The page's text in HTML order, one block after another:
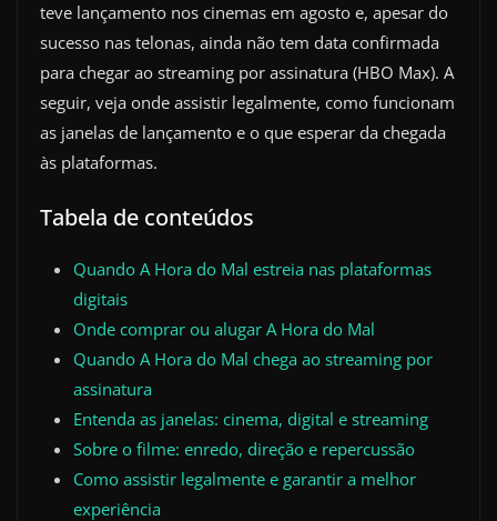
teve lançamento nos cinemas em agosto e, apesar do
sucesso nas telonas, ainda não tem data confirmada
para chegar ao streaming por assinatura (HBO Max). A
seguir, veja onde assistir legalmente, como funcionam
as janelas de lançamento e o que esperar da chegada
às plataformas.
Tabela de conteúdos
Quando A Hora do Mal estreia nas plataformas
digitais
Onde comprar ou alugar A Hora do Mal
Quando A Hora do Mal chega ao streaming por
assinatura
Entenda as janelas: cinema, digital e streaming
Sobre o filme: enredo, direção e repercussão
Como assistir legalmente e garantir a melhor
experiência